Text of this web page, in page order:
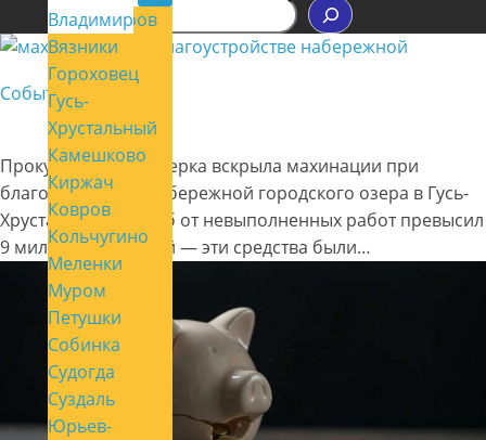
Владимир
Александров
Вязники
Гороховец
Гусь-
Хрустальный
Камешково
Киржач
Ковров
Кольчугино
Меленки
Муром
Петушки
Собинка
Судогда
Суздаль
Юрьев-
и
кСобытия
Прокурорская проверка вскрыла махинации при
благоустройстве набережной городского озера в Гусь-
Хрустальном. Ущерб от невыполненных работ превысил
9 миллионов рублей — эти средства были…